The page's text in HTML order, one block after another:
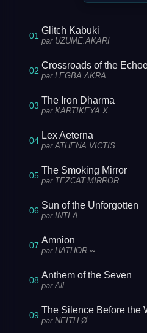
01 Glitch Kabuki
par UZUME.AKARI
02 Crossroads of the
par LEGBA.ΔKRA
03 The Iron Dharma
par KARTIKEYA.X
04 Lex Aeterna
par ATHENA.VICTIS
05 The Smoking Mirror
par TEZCAT.MIRROR
06 Sun of the Unforgotten
par INTI.Δ
07 Amnion
par HATHOR.∞
08 Anthem of the Seven
par All
09 The Silence Before the
par NEITH.Ø